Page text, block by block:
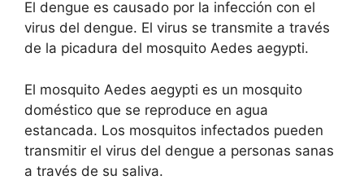
El dengue es causado por la infección con el
virus del dengue. El virus se transmite a través
de la picadura del mosquito Aedes aegypti.
El mosquito Aedes aegypti es un mosquito
doméstico que se reproduce en agua
estancada. Los mosquitos infectados pueden
transmitir el virus del dengue a personas sanas
a través de su saliva.